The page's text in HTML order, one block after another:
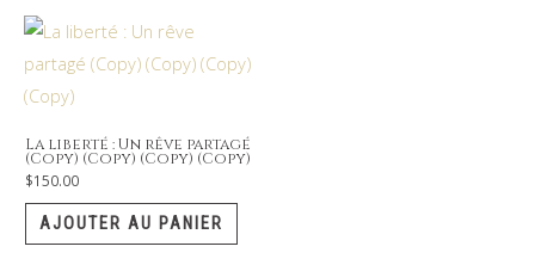
La liberté : Un rêve partagé
(Copy) (Copy) (Copy) (Copy)
$150.00
AJOUTER AU PANIER